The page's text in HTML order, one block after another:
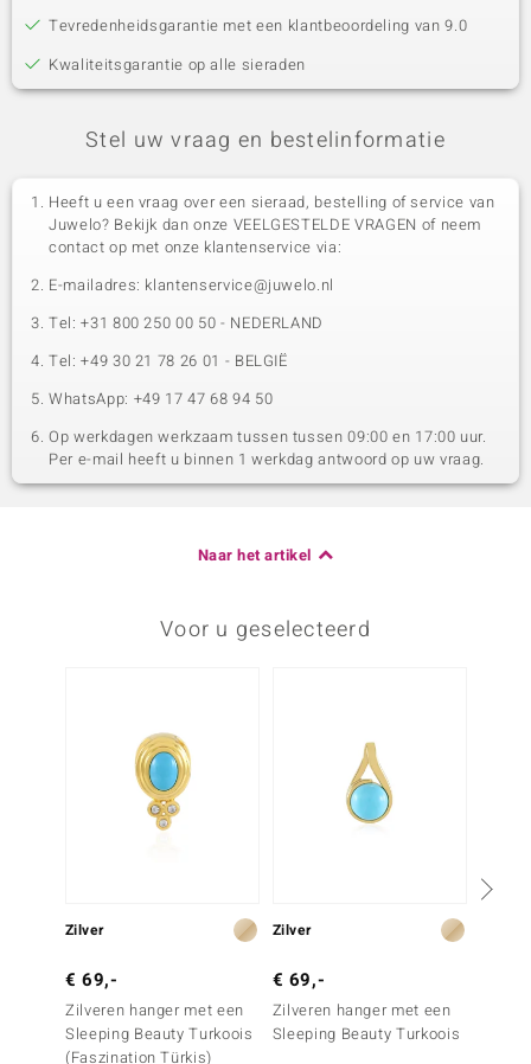
Tevredenheidsgarantie met een klantbeoordeling van 9.0
Kwaliteitsgarantie op alle sieraden
Stel uw vraag en bestelinformatie
Heeft u een vraag over een sieraad, bestelling of service van
Juwelo? Bekijk dan onze VEELGESTELDE VRAGEN of neem
contact op met onze klantenservice via:
E-mailadres: klantenservice@juwelo.nl
Tel: +31 800 250 00 50 - NEDERLAND
Tel: +49 30 21 78 26 01 - BELGIË
WhatsApp: +49 17 47 68 94 50
Op werkdagen werkzaam tussen tussen 09:00 en 17:00 uur.
Per e-mail heeft u binnen 1 werkdag antwoord op uw vraag.
Naar het artikel
Voor u geselecteerd
Zilver
€ 69,-
Zilveren hanger met een
Sleeping Beauty Turkoois
(Faszination Türkis)
Zilver
€ 69,-
Zilveren hanger met een
Sleeping Beauty Turkoois